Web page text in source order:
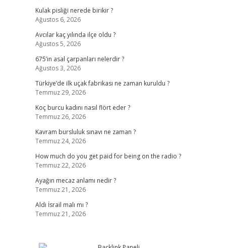
Kulak pisliği nerede birikir ?
Ağustos 6, 2026
Avcılar kaç yılında ilçe oldu ?
Ağustos 5, 2026
675’in asal çarpanları nelerdir ?
Ağustos 3, 2026
Türkiye’de ilk uçak fabrikası ne zaman kuruldu ?
Temmuz 29, 2026
Koç burcu kadını nasıl flört eder ?
Temmuz 26, 2026
Kavram bursluluk sınavı ne zaman ?
Temmuz 24, 2026
How much do you get paid for being on the radio ?
Temmuz 22, 2026
Ayağın mecaz anlamı nedir ?
Temmuz 21, 2026
Aldi İsrail malı mı ?
Temmuz 21, 2026